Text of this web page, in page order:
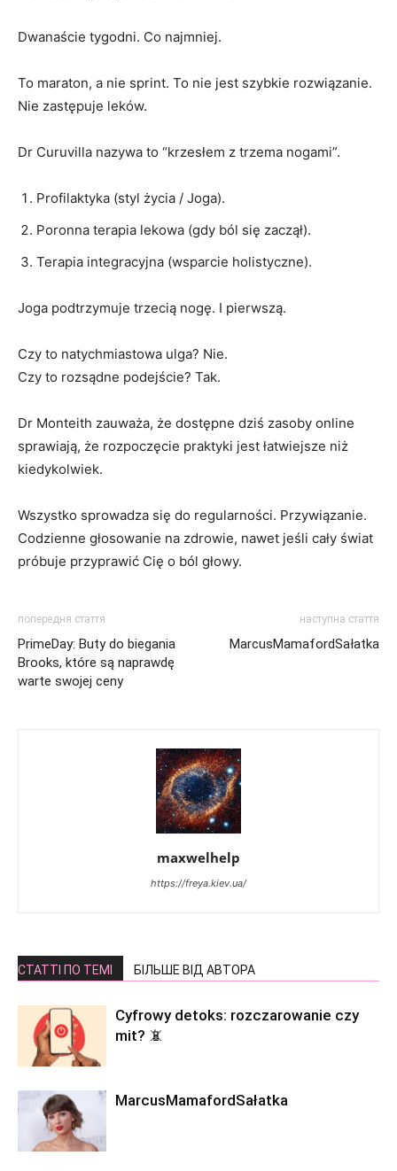
Dwanaście tygodni. Co najmniej.
To maraton, a nie sprint. To nie jest szybkie rozwiązanie.
Nie zastępuje leków.
Dr Curuvilla nazywa to “krzesłem z trzema nogami”.
Profilaktyka (styl życia / Joga).
Poronna terapia lekowa (gdy ból się zaczął).
Terapia integracyjna (wsparcie holistyczne).
Joga podtrzymuje trzecią nogę. I pierwszą.
Czy to natychmiastowa ulga? Nie.
Czy to rozsądne podejście? Tak.
Dr Monteith zauważa, że dostępne dziś zasoby online
sprawiają, że rozpoczęcie praktyki jest łatwiejsze niż
kiedykolwiek.
Wszystko sprowadza się do regularności. Przywiązanie.
Codzienne głosowanie na zdrowie, nawet jeśli cały świat
próbuje przyprawić Cię o ból głowy.
попередня стаття
PrimeDay: Buty do biegania
Brooks, które są naprawdę
warte swojej ceny
наступна стаття
MarcusMamafordSałatka
maxwelhelp
https://freya.kiev.ua/
СТАТТІ ПО ТЕМІ БІЛЬШЕ ВІД АВТОРА
Cyfrowy detoks: rozczarowanie czy
mit? 📵
MarcusMamafordSałatka